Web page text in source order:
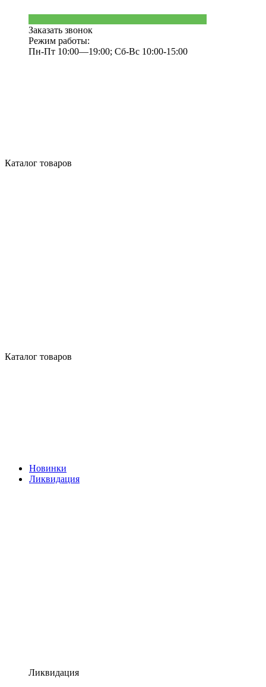
Заказать звонок
Режим работы:
Пн-Пт 10:00—19:00; Сб-Вс 10:00-15:00
Каталог товаров
Каталог товаров
Новинки
Ликвидация
Ликвидация